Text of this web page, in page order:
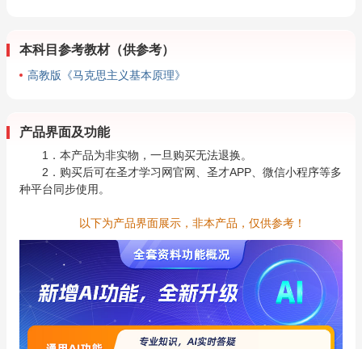
本科目参考教材（供参考）
高教版《马克思主义基本原理》
产品界面及功能
1．本产品为非实物，一旦购买无法退换。
2．购买后可在圣才学习网官网、圣才APP、微信小程序等多
种平台同步使用。
以下为产品界面展示，非本产品，仅供参考！